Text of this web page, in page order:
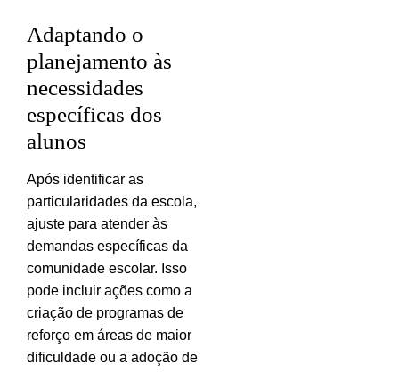
Adaptando o
planejamento às
necessidades
específicas dos
alunos
Após identificar as
particularidades da escola,
ajuste para atender às
demandas específicas da
comunidade escolar. Isso
pode incluir ações como a
criação de programas de
reforço em áreas de maior
dificuldade ou a adoção de